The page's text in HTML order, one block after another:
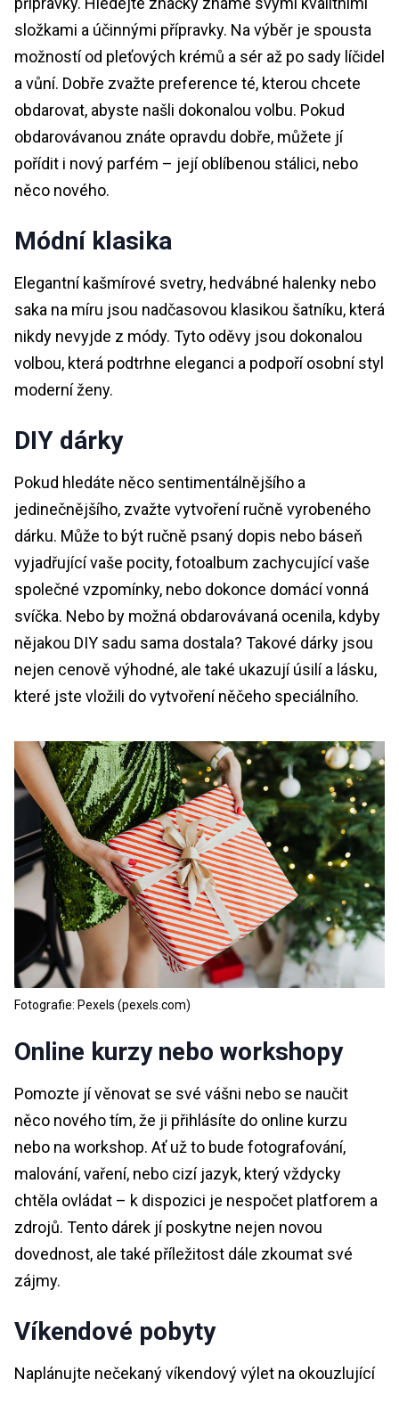
složkami a účinnými přípravky. Na výběr je spousta
možností od pleťových krémů a sér až po sady líčidel
a vůní. Dobře zvažte preference té, kterou chcete
obdarovat, abyste našli dokonalou volbu. Pokud
obdarovávanou znáte opravdu dobře, můžete jí
pořídit i nový parfém – její oblíbenou stálici, nebo
něco nového.
Módní klasika
Elegantní kašmírové svetry, hedvábné halenky nebo
saka na míru jsou nadčasovou klasikou šatníku, která
nikdy nevyjde z módy. Tyto oděvy jsou dokonalou
volbou, která podtrhne eleganci a podpoří osobní styl
moderní ženy.
DIY dárky
Pokud hledáte něco sentimentálnějšího a
jedinečnějšího, zvažte vytvoření ručně vyrobeného
dárku. Může to být ručně psaný dopis nebo báseň
vyjadřující vaše pocity, fotoalbum zachycující vaše
společné vzpomínky, nebo dokonce domácí vonná
svíčka. Nebo by možná obdarovávaná ocenila, kdyby
nějakou DIY sadu sama dostala? Takové dárky jsou
nejen cenově výhodné, ale také ukazují úsilí a lásku,
které jste vložili do vytvoření něčeho speciálního.
Fotografie: Pexels (pexels.com)
Online kurzy nebo workshopy
Pomozte jí věnovat se své vášni nebo se naučit
něco nového tím, že ji přihlásíte do online kurzu
nebo na workshop. Ať už to bude fotografování,
malování, vaření, nebo cizí jazyk, který vždycky
chtěla ovládat – k dispozici je nespočet platforem a
zdrojů. Tento dárek jí poskytne nejen novou
dovednost, ale také příležitost dále zkoumat své
zájmy.
Víkendové pobyty
Naplánujte nečekaný víkendový výlet na okouzlující